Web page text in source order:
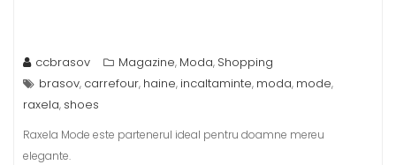
ccbrasov Magazine, Moda, Shopping
brasov, carrefour, haine, incaltaminte, moda, mode,
raxela, shoes
Raxela Mode este partenerul ideal pentru doamne mereu
elegante.